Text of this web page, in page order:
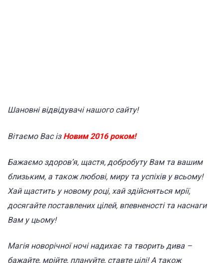
Шановні відвідувачі нашого сайту!
Вітаємо Вас із Новим 2016 роком!
Бажаємо здоров’я, щастя, добробуту Вам та вашим
близьким, а також любові, миру та успіхів у всьому!
Хай щастить у новому році, хай здійсняться мрії,
досягайте поставлених цілей, впевненості та наснаги
Вам у цьому!
Магія новорічної ночі надихає та творить дива –
бажайте, мрійте, плануйте, ставте цілі! А також